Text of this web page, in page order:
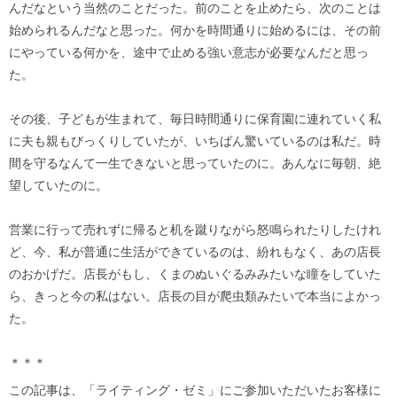
んだなという当然のことだった。前のことを止めたら、次のことは
始められるんだなと思った。何かを時間通りに始めるには、その前
にやっている何かを、途中で止める強い意志が必要なんだと思っ
た。
その後、子どもが生まれて、毎日時間通りに保育園に連れていく私
に夫も親もびっくりしていたが、いちばん驚いているのは私だ。時
間を守るなんて一生できないと思っていたのに。あんなに毎朝、絶
望していたのに。
営業に行って売れずに帰ると机を蹴りながら怒鳴られたりしたけれ
ど、今、私が普通に生活ができているのは、紛れもなく、あの店長
のおかげだ。店長がもし、くまのぬいぐるみみたいな瞳をしていた
ら、きっと今の私はない。店長の目が爬虫類みたいで本当によかっ
た。
＊＊＊
この記事は、「ライティング・ゼミ」にご参加いただいたお客様に